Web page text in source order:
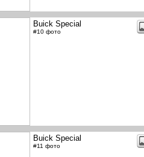
Buick Special
#10 фото
Buick Special
#11 фото